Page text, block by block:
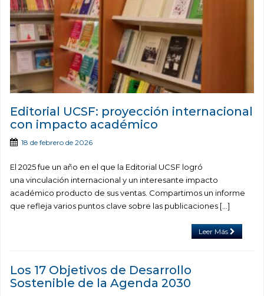
Editorial UCSF: proyección internacional
con impacto académico
18 de febrero de 2026
El 2025 fue un año en el que la Editorial UCSF logró
una vinculación internacional y un interesante impacto
académico producto de sus ventas. Compartimos un informe
que refleja varios puntos clave sobre las publicaciones […]
Leer Más
Los 17 Objetivos de Desarrollo
Sostenible de la Agenda 2030